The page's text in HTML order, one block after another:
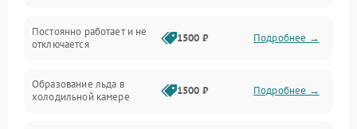
Постоянно работает и не
отключается
1500 ₽ Подробнее →
Образование льда в
холодильной камере
1500 ₽ Подробнее →